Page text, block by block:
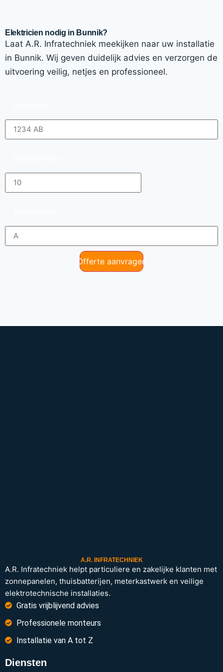
Elektricien nodig in Bunnik?
Laat A.R. Infratechniek meekijken naar uw installatie
in Bunnik. Wij geven duidelijk advies en verzorgen de
uitvoering veilig, netjes en professioneel.
Offerte aanvragen
A.R. INFRATECHNIEK
A.R. Infratechniek helpt particuliere en zakelijke klanten met
zonnepanelen, thuisbatterijen, meterkastwerk en veilige
elektrotechnische installaties.
Gratis vrijblijvend advies
Professionele monteurs
Installatie van A tot Z
Diensten